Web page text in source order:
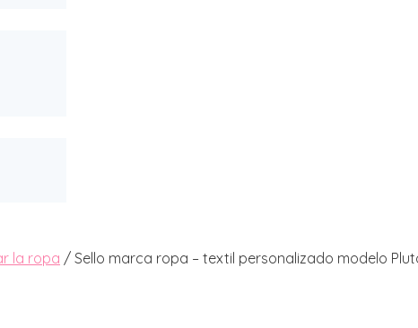
la ropa / Sello marca ropa – textil personalizado modelo